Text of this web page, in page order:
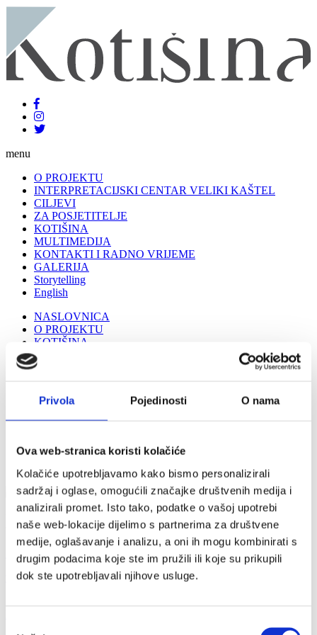
Privola Pojedinosti O nama
Ova web-stranica koristi kolačiće
Kolačiće upotrebljavamo kako bismo personalizirali
sadržaj i oglase, omogućili značajke društvenih medija i
analizirali promet. Isto tako, podatke o vašoj upotrebi
naše web-lokacije dijelimo s partnerima za društvene
medije, oglašavanje i analizu, a oni ih mogu kombinirati s
drugim podacima koje ste im pružili ili koje su prikupili
dok ste upotrebljavali njihove usluge.
menu
O PROJEKTU
INTERPRETACIJSKI CENTAR VELIKI KAŠTEL
CILJEVI
ZA POSJETITELJE
KOTIŠINA
MULTIMEDIJA
KONTAKTI I RADNO VRIJEME
GALERIJA
Storytelling
English
NASLOVNICA
O PROJEKTU
KOTIŠINA
FOR VISITORS
INTERPRETACIJSKI CENTAR VELIKI KAŠTEL
MULTIMEDIJA
KONTAKTI I RADNO VRIJEME
“Očima, pameću, srcem po onom što se vidi do onoga što se ne
vidi" - dr. fra Jure Radić
Saznaj više
www.strukturnifondovi.hr